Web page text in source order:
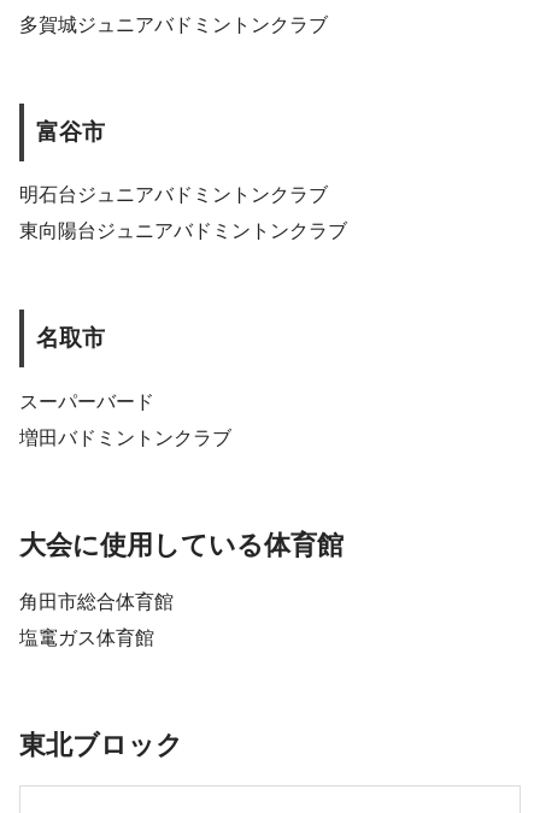
多賀城ジュニアバドミントンクラブ
富谷市
明石台ジュニアバドミントンクラブ
東向陽台ジュニアバドミントンクラブ
名取市
スーパーバード
増田バドミントンクラブ
大会に使用している体育館
角田市総合体育館
塩竃ガス体育館
東北ブロック